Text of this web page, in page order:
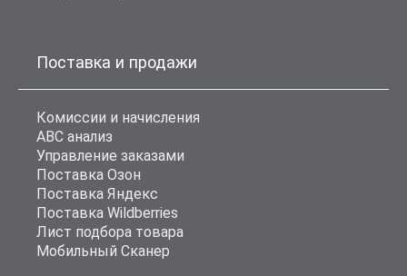
Поставка и продажи
Комиссии и начисления
ABC анализ
Управление заказами
Поставка Озон
Поставка Яндекс
Поставка Wildberries
Лист подбора товара
Мобильный Сканер